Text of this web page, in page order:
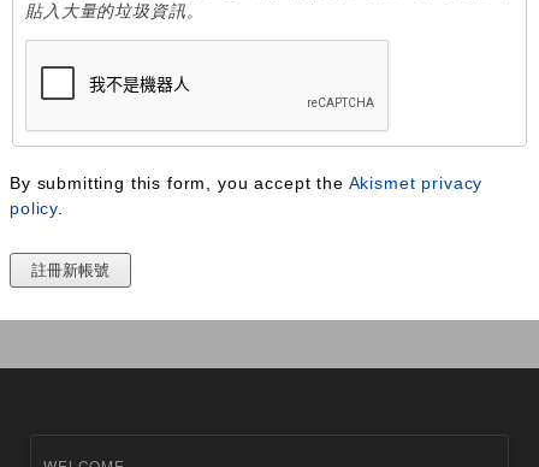
貼入大量的垃圾資訊。
By submitting this form, you accept the Akismet privacy
policy